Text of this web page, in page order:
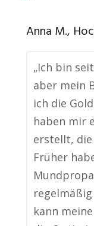
Anna M.,
„Ich bin
aber mein
ich die
haben mir
erstellt,
Früher
kann